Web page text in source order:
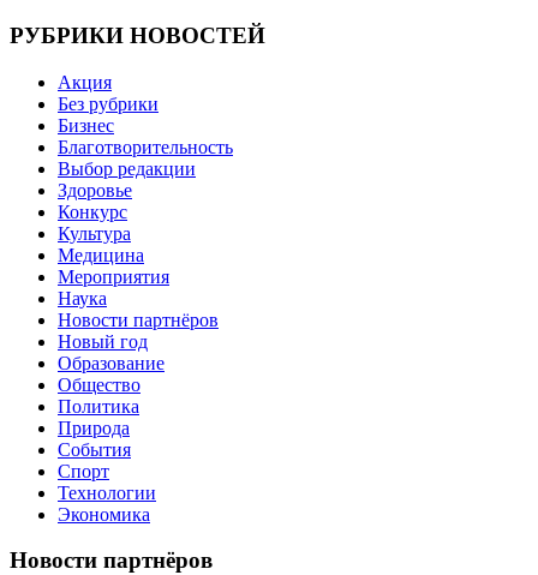
записям
РУБРИКИ НОВОСТЕЙ
Акция
Без рубрики
Бизнес
Благотворительность
Выбор редакции
Здоровье
Конкурс
Культура
Медицина
Мероприятия
Наука
Новости партнёров
Новый год
Образование
Общество
Политика
Природа
События
Спорт
Технологии
Экономика
Новости партнёров